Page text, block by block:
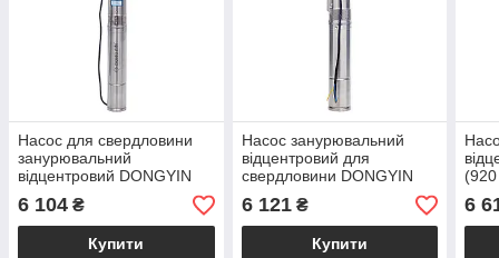
Насос для свердловини
занурювальний
відцентровий DONGYIN
4SDm4/7 (550 Вт, напір
51м, 100 л/хв, Ø 105мм)
для води
6 104 ₴
Купити
Насос занурювальний
відцентровий для
свердловини DONGYIN
(370 Вт, напір 56 м, 55 л/
хв, Ø105 мм) для води,
поливу
6 121₴
Купити
хв,
води
6